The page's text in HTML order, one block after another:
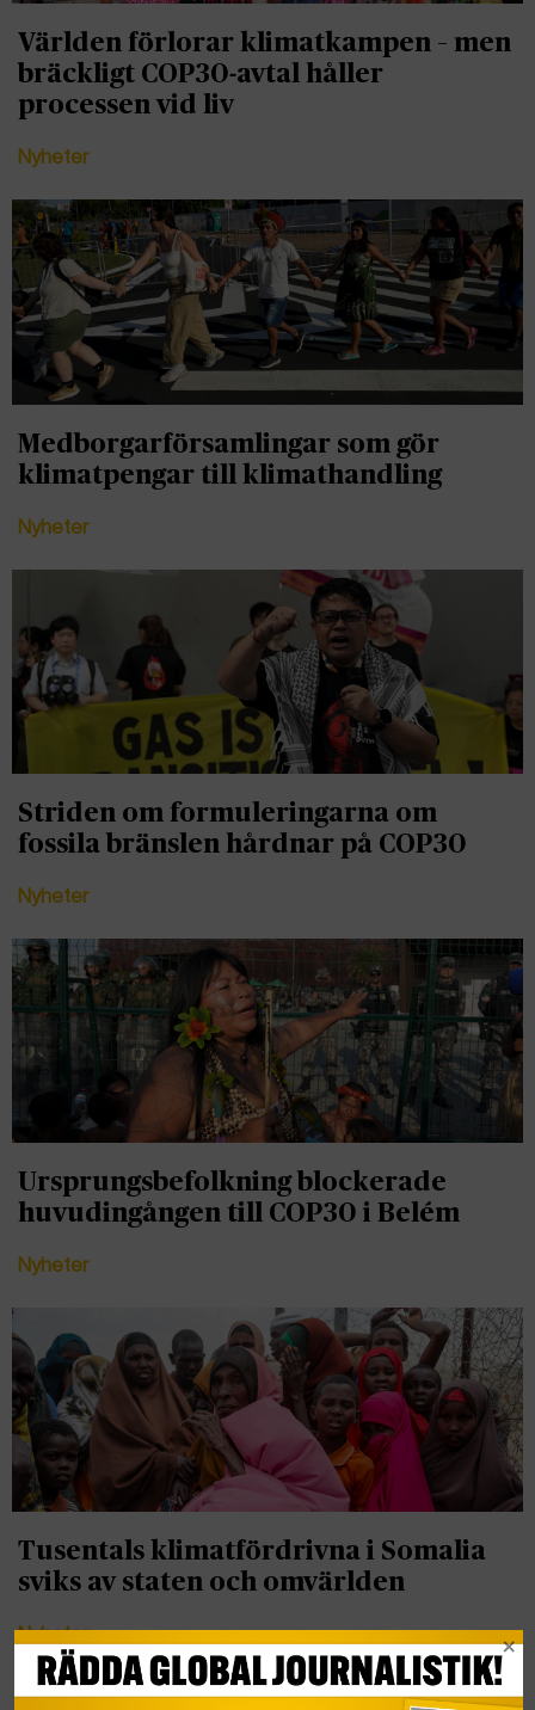
Världen förlorar klimatkampen – men
bräckligt COP30-avtal håller
processen vid liv
Nyheter
Medborgarförsamlingar som gör
klimatpengar till klimathandling
Nyheter
Striden om formuleringarna om
fossila bränslen hårdnar på COP30
Nyheter
Ursprungsbefolkning blockerade
huvudingången till COP30 i Belém
Nyheter
Tusentals klimatfördrivna i Somalia
sviks av staten och omvärlden
Nyheter